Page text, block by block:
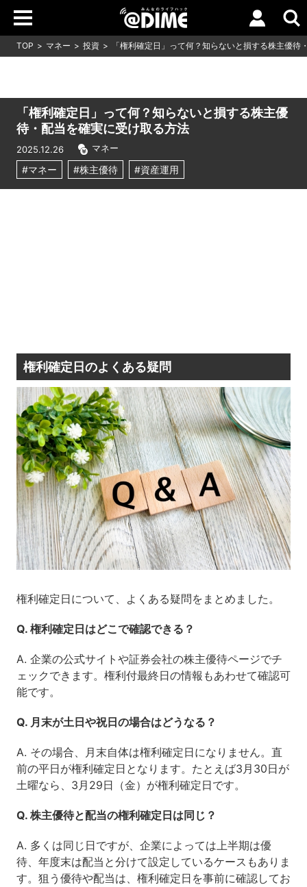
TOP マネー 投資 「権利確定日」って何？知らないと損する株主優待
「権利確定日」って何？知らないと損する株主優
待・配当を確実に受け取る方法
2025.12.26 マネー
#マネー #株主優待 #資産運用
権利確定日のよくある疑問
権利確定日について、よくある疑問をまとめました。
Q. 権利確定日はどこで確認できる？
A. 企業の公式サイトや証券会社の株主優待ページでチ
ェックできます。権利付最終日の情報もあわせて確認可
能です。
Q. 月末が土日や祝日の場合はどうなる？
A. その場合、月末自体は権利確定日になりません。直
前の平日が権利確定日となります。たとえば3月30日が
土曜なら、3月29日（金）が権利確定日です。
Q. 株主優待と配当の権利確定日は同じ？
A. 多くは同じ日ですが、企業によっては上半期は優
待、年度末は配当と分けて設定しているケースもありま
す。狙う優待や配当は、権利確定日を事前に確認してお